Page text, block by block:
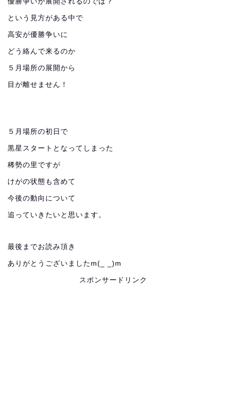
という見方がある中で
高安が優勝争いに
どう絡んで来るのか
５月場所の展開から
目が離せません！
５月場所の初日で
黒星スタートとなってしまった
稀勢の里ですが
けがの状態も含めて
今後の動向について
追っていきたいと思います。
最後までお読み頂き
ありがとうございましたm(_ _)m
スポンサードリンク